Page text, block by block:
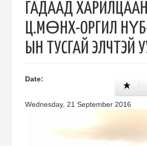
ГАДААД
Ц.МӨНХ-ОРГИЛ
ЫН ТУСГАЙ ЭЛЧТЭЙ
Date:
Wednesday, 21 September 2016